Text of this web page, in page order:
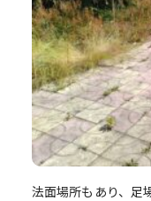
法面場所もあり、足